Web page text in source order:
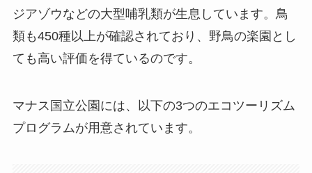
ジアゾウなどの大型哺乳類が生息しています。鳥
類も450種以上が確認されており、野鳥の楽園とし
ても高い評価を得ているのです。
マナス国立公園には、以下の3つのエコツーリズム
プログラムが用意されています。